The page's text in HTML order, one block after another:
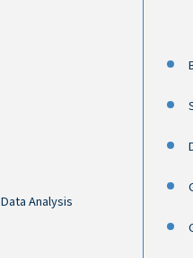
Data Analysis